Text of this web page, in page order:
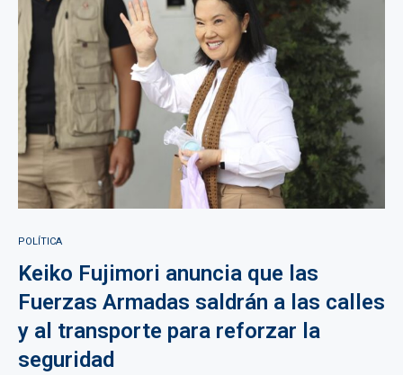
POLÍTICA
Keiko Fujimori anuncia que las
Fuerzas Armadas saldrán a las calles
y al transporte para reforzar la
seguridad